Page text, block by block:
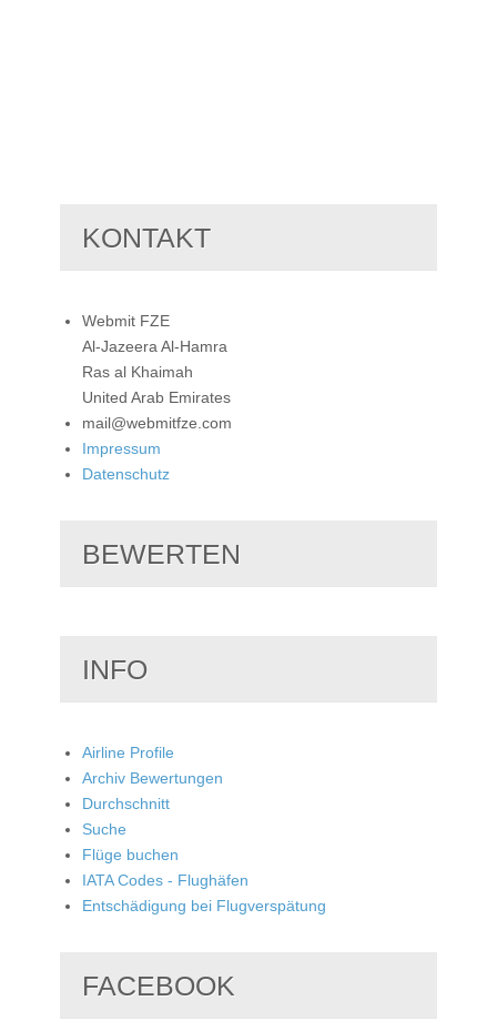
KONTAKT
Webmit FZE
Al-Jazeera Al-Hamra
Ras al Khaimah
United Arab Emirates
mail@webmitfze.com
Impressum
Datenschutz
BEWERTEN
INFO
Airline Profile
Archiv Bewertungen
Durchschnitt
Suche
Flüge buchen
IATA Codes - Flughäfen
Entschädigung bei Flugverspätung
FACEBOOK